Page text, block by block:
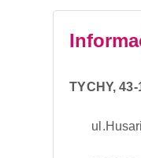
TYCHY, 43-
ul.